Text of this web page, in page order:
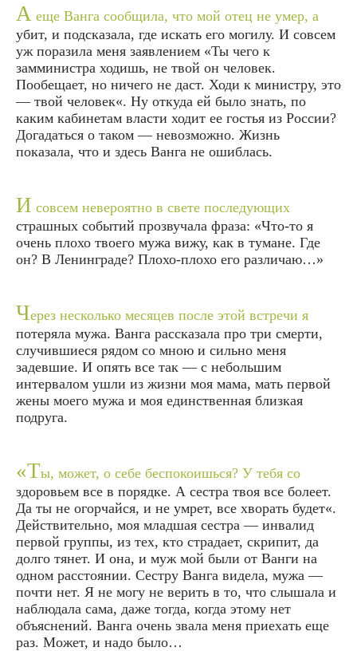
А еще Ванга сообщила, что мой отец не умер, а
убит, и подсказала, где искать его могилу. И совсем
уж поразила меня заявлением «Ты чего к
замминистра ходишь, не твой он человек.
Пообещает, но ничего не даст. Ходи к министру, это
— твой человек«. Ну откуда ей было знать, по
каким кабинетам власти ходит ее гостья из России?
Догадаться о таком — невозможно. Жизнь
показала, что и здесь Ванга не ошиблась.
И совсем невероятно в свете последующих
страшных событий прозвучала фраза: «Что-то я
очень плохо твоего мужа вижу, как в тумане. Где
он? В Ленинграде? Плохо-плохо его различаю…»
Через несколько месяцев после этой встречи я
потеряла мужа. Ванга рассказала про три смерти,
случившиеся рядом со мною и сильно меня
задевшие. И опять все так — с небольшим
интервалом ушли из жизни моя мама, мать первой
жены моего мужа и моя единственная близкая
подруга.
«Ты, может, о себе беспокоишься? У тебя со
здоровьем все в порядке. А сестра твоя все болеет.
Да ты не огорчайся, и не умрет, все хворать будет«.
Действительно, моя младшая сестра — инвалид
первой группы, из тех, кто страдает, скрипит, да
долго тянет. И она, и муж мой были от Ванги на
одном расстоянии. Сестру Ванга видела, мужа —
почти нет. Я не могу не верить в то, что слышала и
наблюдала сама, даже тогда, когда этому нет
объяснений. Ванга очень звала меня приехать еще
раз. Может, и надо было…